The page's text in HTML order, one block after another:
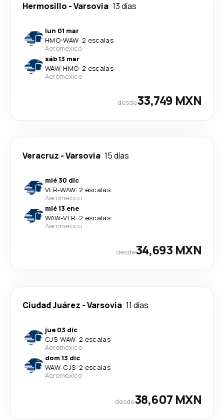
Hermosillo -Varsovia 13 días
lun 01 mar
HMO-WAW· 2 escalas
Aeromexico
sáb 13 mar
WAW-HMO· 2 escalas
Aeromexico
desde33,749 MXN
Veracruz -Varsovia 15 días
mié 30 dic
VER-WAW· 2 escalas
Aeromexico
mié 13 ene
WAW-VER· 2 escalas
Aeromexico
desde34,693 MXN
Ciudad Juárez -Varsovia 11 días
jue 03 dic
CJS-WAW· 2 escalas
Aeromexico
dom 13 dic
WAW-CJS· 2 escalas
Aeromexico
desde38,607 MXN